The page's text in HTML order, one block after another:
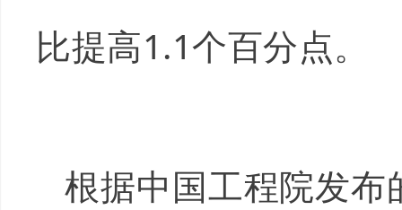
比提高1.1个百分点。
根据中国工程院发